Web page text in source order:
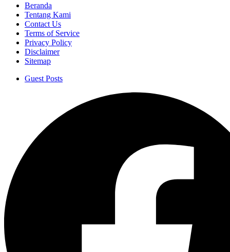
Beranda
Tentang Kami
Contact Us
Terms of Service
Privacy Policy
Disclaimer
Sitemap
Guest Posts